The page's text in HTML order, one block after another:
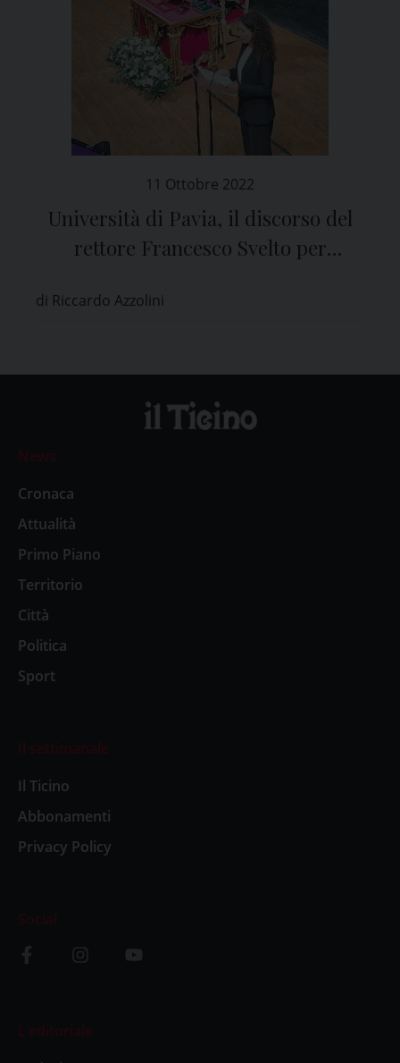
11 Ottobre 2022
Università di Pavia, il discorso del
rettore Francesco Svelto per
2022-2023
di Riccardo Azzolini
News
Cronaca
Attualità
Primo Piano
Territorio
Città
Politica
Sport
Il settimanale
Il Ticino
Abbonamenti
Privacy Policy
Social
L’editoriale